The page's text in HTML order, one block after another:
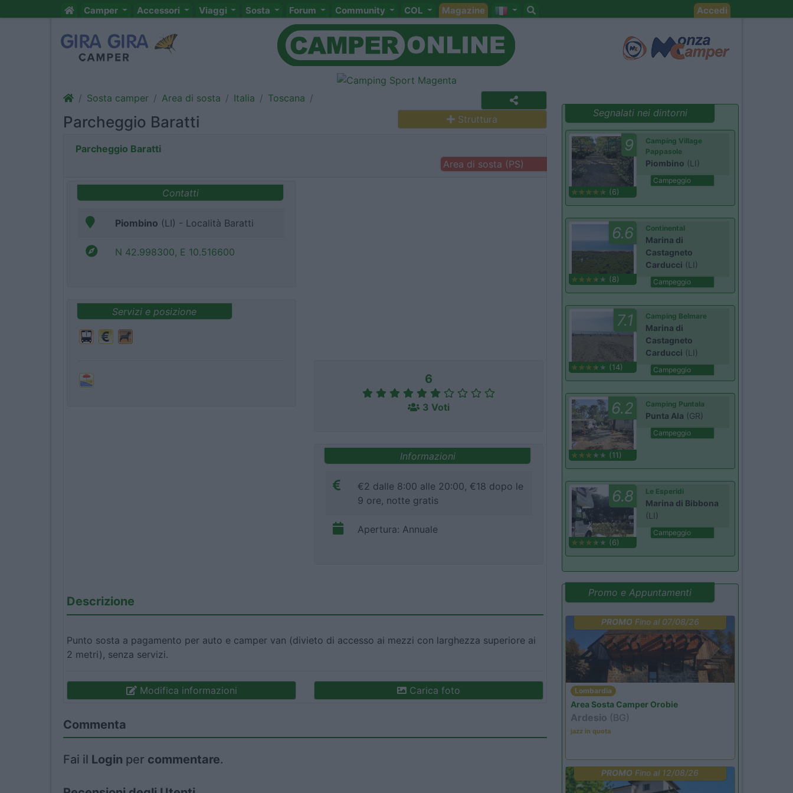
Camper Accessori Viaggi Sosta Forum Community COL Magazine Accedi
Sosta camper Area di sosta Italia Toscana
Parcheggio Baratti Struttura
Parcheggio Baratti
Area di sosta (PS)
Contatti
Piombino (LI) - Località Baratti
N 42.998300, E 10.516600
Servizi e posizione
6
3 Voti
Informazioni
€2 dalle 8:00 alle 20:00, €18 dopo le
9 ore, notte gratis
Apertura: Annuale
Descrizione
Punto sosta a pagamento per auto e camper van (divieto di accesso ai mezzi con larghezza superiore ai
2 metri), senza servizi.
Modifica informazioni Carica foto
Commenta
Fai il Login per commentare.
Segnalati nei dintorni
9
(6)
Camping Village
Pappasole
Piombino (LI)
Campeggio
6.6
(8)
Continental
Marina di
Castagneto
Carducci (LI)
Campeggio
7.1
(14)
Camping Belmare
Marina di
Castagneto
Carducci (LI)
Campeggio
6.2
(11)
Camping Puntala
Punta Ala (GR)
Campeggio
6.8
(6)
Le Esperidi
Marina di Bibbona
(LI)
Campeggio
Promo e Appuntamenti
PROMOFino al 07/08/26
Lombardia
Area Sosta Camper Orobie
Ardesio (BG)
jazz in quota
PROMO Fino al 12/08/26